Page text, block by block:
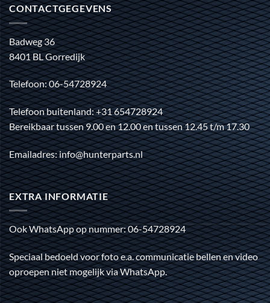
CONTACTGEGEVENS
Badweg 36
8401 BL Gorredijk
Telefoon: 06-54728924
Telefoon buitenland: +31 654728924
Bereikbaar tussen 9.00 en 12.00 en tussen 12.45 t/m 17.30
Emailadres: info@hunterparts.nl
EXTRA INFORMATIE
Ook WhatsApp op nummer: 06-54728924
Speciaal bedoeld voor foto e.a. communicatie bellen en video
oproepen niet mogelijk via WhatsApp.